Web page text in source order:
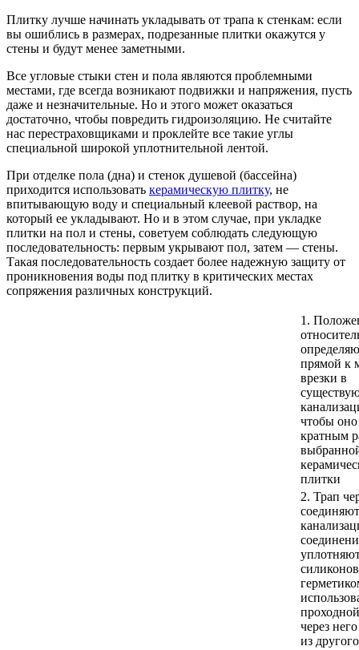
Плитку лучше начинать укладывать от трапа к стенкам: если
вы ошиблись в размерах, подрезанные плитки окажутся у
стены и будут менее заметными.
Все угловые стыки стен и пола являются проблемными
местами, где всегда возникают подвижки и напряжения, пусть
даже и незначительные. Но и этого может оказаться
достаточно, чтобы повредить гидроизоляцию. Не считайте
нас перестраховщиками и проклейте все такие углы
специальной широкой уплотнительной лентой.
При отделке пола (дна) и стенок душевой (бассейна)
приходится использовать керамическую плитку, не
впитывающую воду и специальный клеевой раствор, на
который ее укладывают. Но и в этом случае, при укладке
плитки на пол и стены, советуем соблюдать следующую
последовательность: первым укрывают пол, затем — стены.
Такая последовательность создает более надежную защиту от
проникновения воды под плитку в критических местах
сопряжения различных конструкций.
1.
прямой к
врезки в
чтобы
кратным
плитки
2. Трап
через
из другого